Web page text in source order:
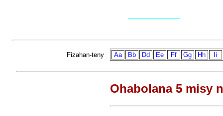
Fizahan-teny Aa Bb Dd Ee Ff Gg Hh Ii
Ohabolana 5 misy